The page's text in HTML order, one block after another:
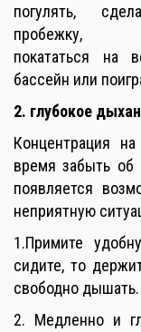
погулять,
пробежку,
покататься на
бассейн или
2. глубокое
Концентрация
время забыть об
появляется
неприятную
1.Примите
сидите, то
свободно дышать.
2. Медленно и